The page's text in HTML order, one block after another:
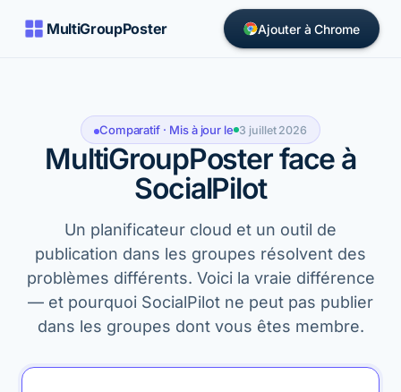
MultiGroupPoster Ajouter à Chrome
Comparatif · Mis à jour le 3 juillet 2026
MultiGroupPoster face à
SocialPilot
Un planificateur cloud et un outil de
publication dans les groupes résolvent des
problèmes différents. Voici la vraie différence
— et pourquoi SocialPilot ne peut pas publier
dans les groupes dont vous êtes membre.